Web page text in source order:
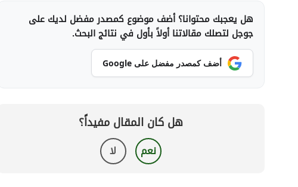
هل يعجبك محتوانا؟ أضف موضوع كمصدر مفضل لديك على
جوجل لتصلك مقالاتنا أولاً بأول في نتائج البحث.
أضف كمصدر مفضل على Google
هل كان المقال مفيداً؟
نعم لا